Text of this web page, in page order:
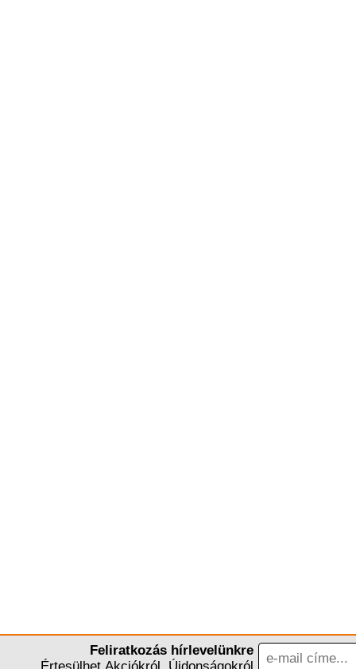
Feliratkozás hírlevelünkre